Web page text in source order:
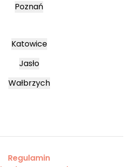
Poznań
Katowice
Jasło
Wałbrzych
Regulamin